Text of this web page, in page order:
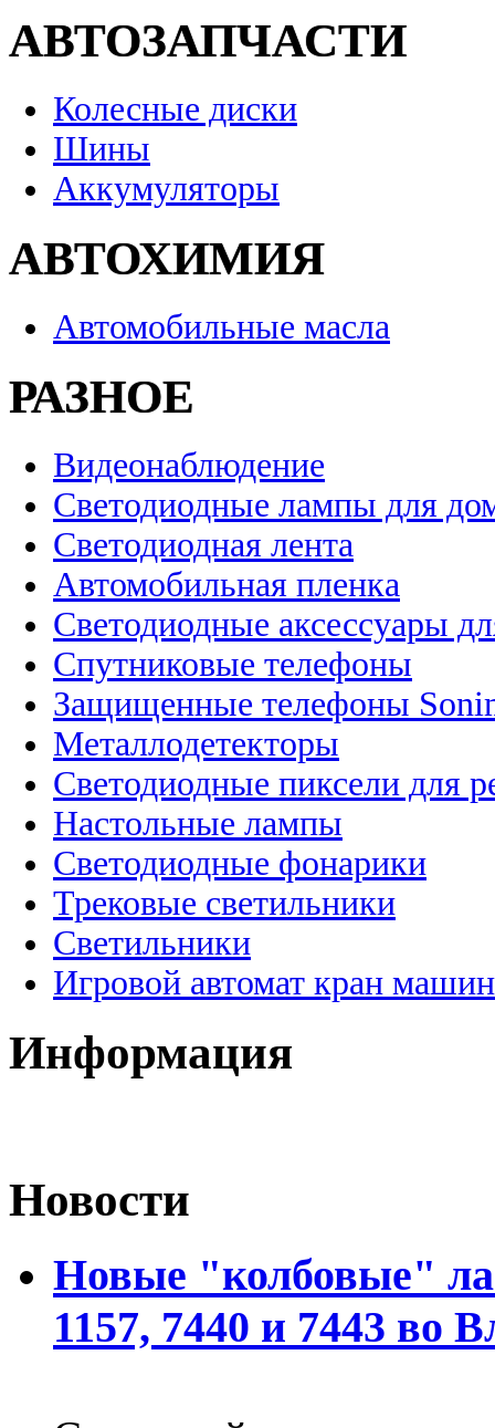
АВТОЗАПЧАСТИ
Колесные диски
Шины
Аккумуляторы
АВТОХИМИЯ
Автомобильные масла
РАЗНОЕ
Видеонаблюдение
Светодиодные лампы для
Светодиодная лента
Автомобильная пленка
Светодиодные аксессуары
Спутниковые телефоны
Защищенные телефоны
Металлодетекторы
Светодиодные пиксели для
Настольные лампы
Светодиодные фонарики
Трековые светильники
Светильники
Игровой автомат кран
Информация
Новости
Новые "колбовые"
1157, 7440 и 7443 во